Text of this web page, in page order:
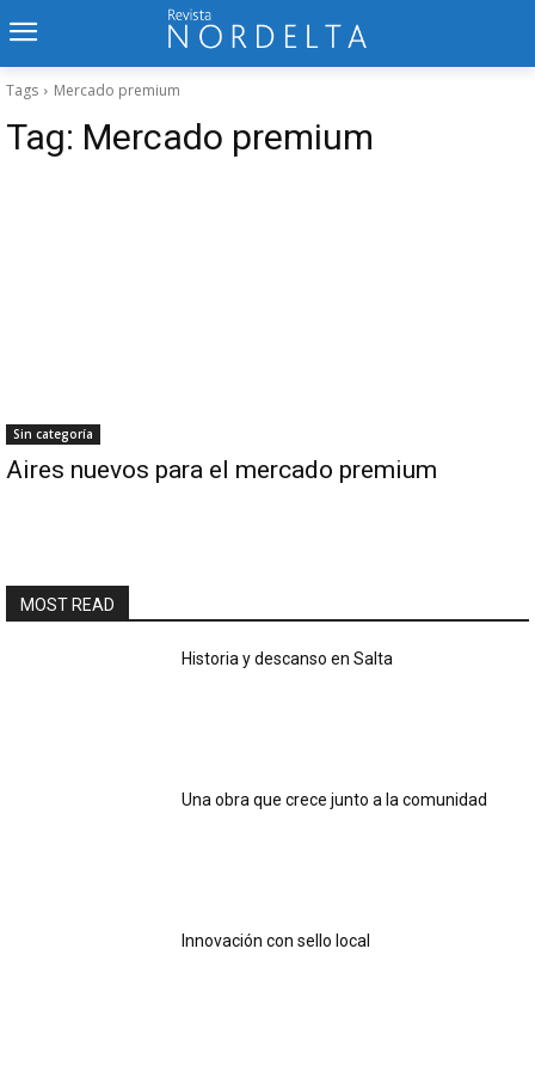
Tags Mercado premium
Tag: Mercado premium
Sin categoría
Aires nuevos para el mercado premium
MOST READ
Historia y descanso en Salta
Una obra que crece junto a la comunidad
Innovación con sello local